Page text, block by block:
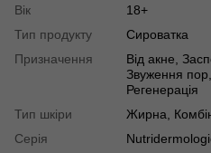
Вік
18+
Тип продукту
Сироватка
Призначення
Від акне,
Звуження
Регенерація
Тип шкіри
Жирна,
Серія